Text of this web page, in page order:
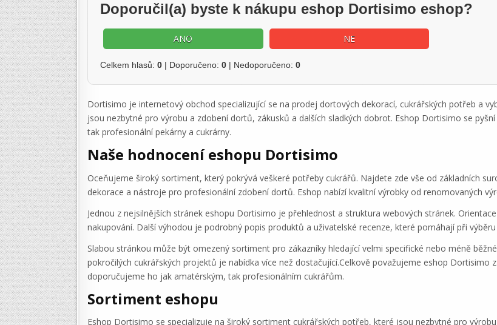
Doporučil(a) byste k nákupu eshop Dortisimo eshop?
ANO NE
Celkem hlasů: 0 | Doporučeno: 0 | Nedoporučeno: 0
Dortisimo je internetový obchod specializující se na prodej dortových dekorací, cukrářských potřeb a
jsou nezbytné pro výrobu a zdobení dortů, zákusků a dalších sladkých dobrot. Eshop Dortisimo se
tak profesionální pekárny a cukrárny.
Naše hodnocení eshopu Dortisimo
Oceňujeme široký sortiment, který pokrývá veškeré potřeby cukrářů. Najdete zde vše od základních
dekorace a nástroje pro profesionální zdobení dortů. Eshop nabízí kvalitní výrobky od renomovaných
Jednou z nejsilnějších stránek eshopu Dortisimo je přehlednost a struktura webových stránek.
nakupování. Další výhodou je podrobný popis produktů a uživatelské recenze, které pomáhají při výběru
Slabou stránkou může být omezený sortiment pro zákazníky hledající velmi specifické nebo méně
pokročilých cukrářských projektů je nabídka více než dostačující.Celkově považujeme eshop Dortisimo
doporučujeme ho jak amatérským, tak profesionálním cukrářům.
Sortiment eshopu
Eshop Dortisimo se specializuje na široký sortiment cukrářských potřeb, které jsou nezbytné pro